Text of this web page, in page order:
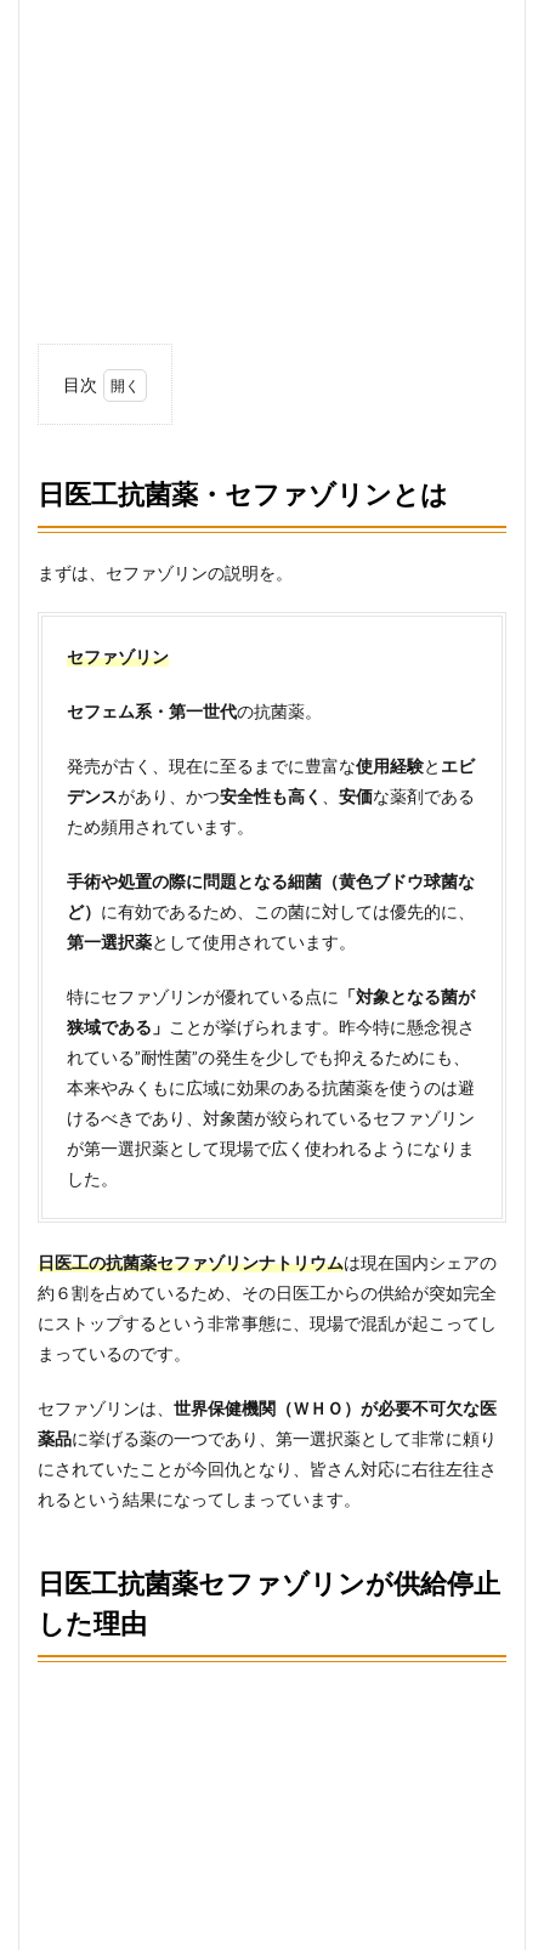
目次
菌
薬・
セフ
リン
日医
セフ
リン
が供
給停
止し
由
3
抗菌
ゾリ
ンが
供給
停止
によ
る影
響
は？
4
抗菌
ファ
ゾリ
ンの
代替
薬
今後
の対
供給
再開
6
め
日医工抗菌薬・セファゾリンとは
まずは、セファゾリンの説明を。
セファゾリン
セフェム系・第一世代の抗菌薬。
発売が古く、現在に至るまでに豊富な使用経験と エビ
デンスがあり、かつ安全性も高く 安価な薬剤である
ため頻用されています。
手術や処置の際に問題となる細菌（黄色ブドウ球菌な
ど） に有効であるため、この菌に対しては優先的に、
第一選択薬として使用されています。
特にセファゾリンが優れている点に 「対象となる菌が
狭域である」 ことが挙げられます。昨今特に懸念視さ
れている”耐性菌”の発生を少しでも抑えるためにも、
本来やみくもに広域に効果のある抗菌薬を使うのは避
けるべきであり、対象菌が絞られているセファゾリン
が第一選択薬として現場で広く使われるようになりま
した。
日医工の抗菌薬セファゾリンナトリウムは現在国内シェアの
約６割を占めているため、その日医工からの供給が突如完全
にストップするという非常事態に、現場で混乱が起こってし
まっているのです。
セファゾリンは、 世界保健機関（ＷＨＯ）が必要不可欠な医
薬品に挙げる薬の一つであり、第一選択薬として非常に頼り
にされていたことが今回仇となり、皆さん対応に右往左往さ
れるという結果になってしまっています。
日医工抗菌薬セファゾリンが供給停止
した理由